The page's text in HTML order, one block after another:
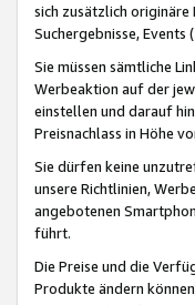
sich zusätzlich
Suchergebnisse,
Sie müssen sämtliche
Werbeaktion auf der
einstellen und darauf
Preisnachlass in Höhe
Sie dürfen keine
unsere Richtlinien,
angebotenen
führt.
Die Preise und die
Produkte ändern